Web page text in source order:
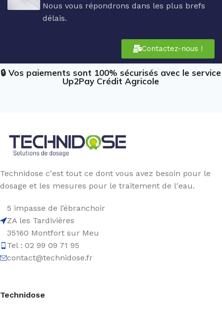
Nous vous répondrons dans les plus brefs
délais.
Contactez-nous !
🔒 Vos paiements sont 100% sécurisés avec le service
Up2Pay Crédit Agricole
Technidose c'est tout ce dont vous avez besoin pour le
dosage et les mesures pour le traitement de l'eau.
5 impasse de l’ébranchoir
ZA les Tardivières
35160 Montfort sur Meu
Tel : 02 99 09 71 95
contact@technidose.fr
Technidose